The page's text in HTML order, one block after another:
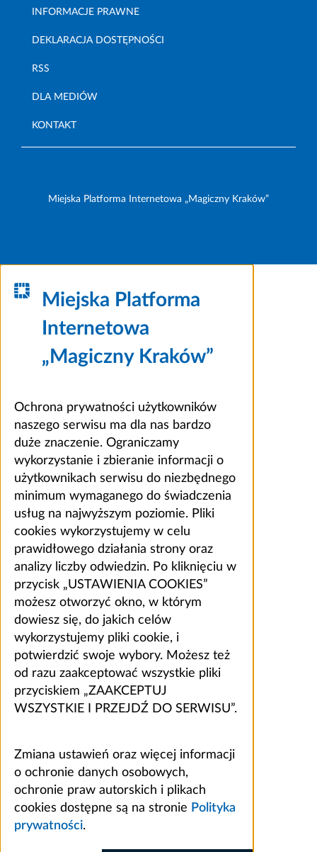
INFORMACJE PRAWNE
DEKLARACJA DOSTĘPNOŚCI
RSS
DLA MEDIÓW
KONTAKT
Miejska Platforma Internetowa „Magiczny Kraków”
Miejska Platforma
Internetowa
„Magiczny Kraków”
Ochrona prywatności użytkowników
naszego serwisu ma dla nas bardzo
duże znaczenie. Ograniczamy
wykorzystanie i zbieranie informacji o
użytkownikach serwisu do niezbędnego
minimum wymaganego do świadczenia
usług na najwyższym poziomie. Pliki
cookies wykorzystujemy w celu
prawidłowego działania strony oraz
analizy liczby odwiedzin. Po kliknięciu w
przycisk „USTAWIENIA COOKIES”
możesz otworzyć okno, w którym
dowiesz się, do jakich celów
wykorzystujemy pliki cookie, i
potwierdzić swoje wybory. Możesz też
od razu zaakceptować wszystkie pliki
przyciskiem „ZAAKCEPTUJ
WSZYSTKIE I PRZEJDŹ DO SERWISU”.
Zmiana ustawień oraz więcej informacji
o ochronie danych osobowych,
ochronie praw autorskich i plikach
cookies dostępne są na stronie Polityka
prywatności.